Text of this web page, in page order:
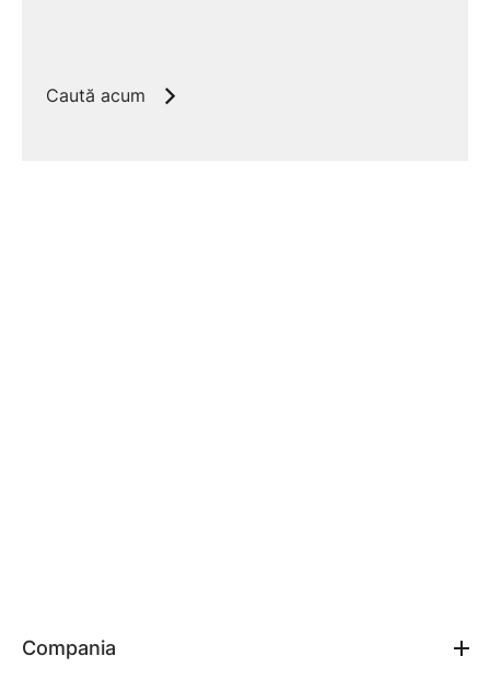
Caută acum
Compania